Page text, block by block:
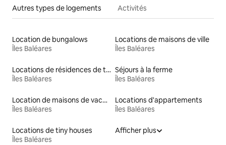
Autres types de logements Activités
Location de bungalows
Îles Baléares
Locations de maisons de ville
Îles Baléares
Locations de résidences de tourisme
Îles Baléares
Séjours à la ferme
Îles Baléares
Location de maisons de vacances
Îles Baléares
Locations d'appartements
Îles Baléares
Locations de tiny houses
Îles Baléares
Afficher plus